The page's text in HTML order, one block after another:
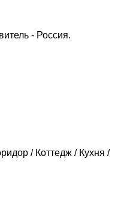
- Россия.
/ Коттедж / Кухня /